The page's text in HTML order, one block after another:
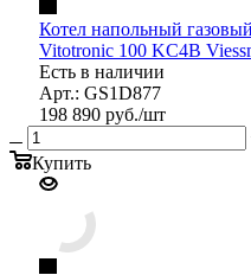
Котел напольный
Vitotronic 100 KC4B
Есть в наличии
Арт.: GS1D877
198 890 руб./шт
Купить